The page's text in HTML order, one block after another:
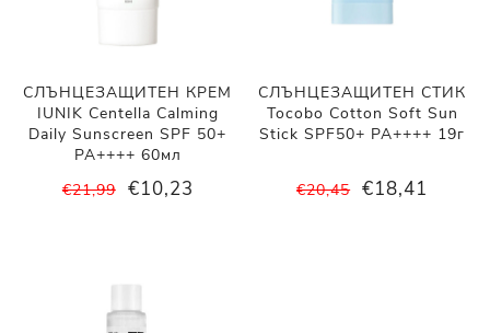
СЛЪНЦЕЗАЩИТЕН КРЕМ
IUNIK Centella Calming
Daily Sunscreen SPF 50+
PA++++ 60мл
€21,99 €10,23
СЛЪНЦЕЗАЩИТЕН СТИК
Tocobo Cotton Soft Sun
Stick SPF50+ PA++++ 19г
€20,45 €18,41